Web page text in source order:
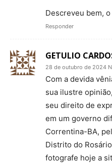
Descreveu bem,
Responder
GETULIO
28 de outubro de 2024
Com a devida
sua ilustre
seu direito de
em um governo
Correntina-BA,
Distrito do
fotografe hoje a